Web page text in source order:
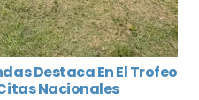
Destaca En El Trofeo
Nacionales